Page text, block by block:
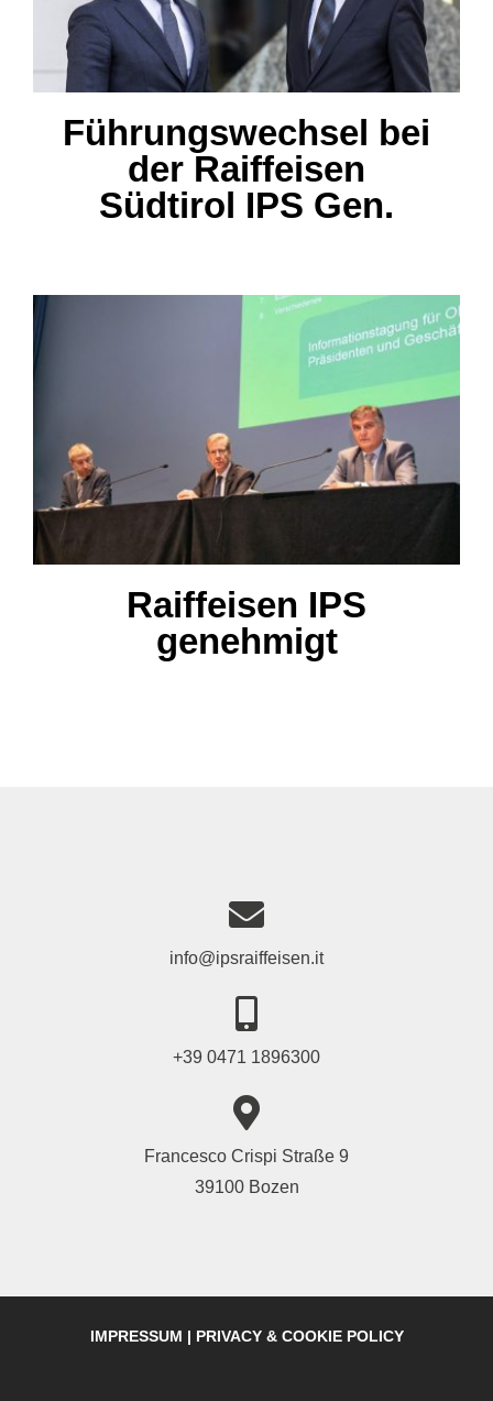
Führungswechsel bei
der Raiffeisen
Südtirol IPS Gen.
Raiffeisen IPS genehmigt
Raiffeisen IPS
genehmigt
info@ipsraiffeisen.it
+39 0471 1896300
Francesco Crispi Straße 9
39100 Bozen
IMPRESSUM | PRIVACY & COOKIE POLICY